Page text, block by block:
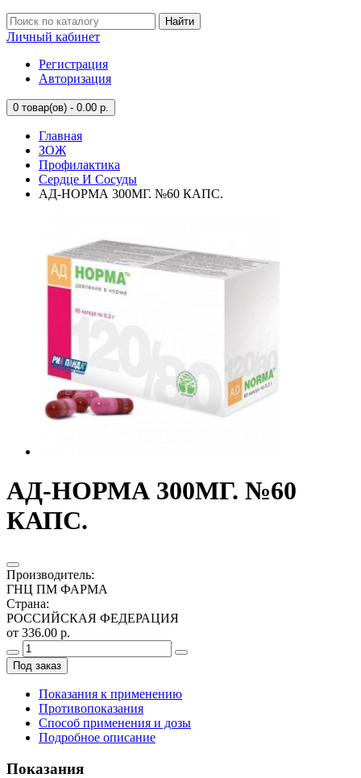
Найти
Личный кабинет
Регистрация
Авторизация
0 товар(ов) - 0.00 р.
Главная
ЗОЖ
Профилактика
Сердце И Сосуды
АД-НОРМА 300МГ. №60 КАПС.
АД-НОРМА 300МГ. №60
КАПС.
Производитель:
ГНЦ ПМ ФАРМА
Страна:
РОССИЙСКАЯ ФЕДЕРАЦИЯ
от 336.00 р.
Под заказ
Показания к применению
Противопоказания
Способ применения и дозы
Подробное описание
Показания